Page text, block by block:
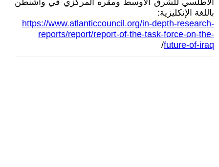
الأطلسي للشرق الأوسط ومقره المركزي في واشنطن
باللغة الإنكليزية:
https://www.atlanticcouncil.org/in-depth-research-
reports/report/report-of-the-task-force-on-the-
future-of-iraq
/